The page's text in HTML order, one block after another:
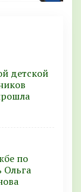
детской
по
Ольга